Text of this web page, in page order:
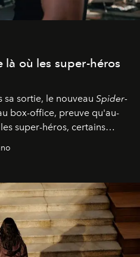
où les super-héros
sa sortie, le nouveau Spider-
box-office, preuve qu'au-
super-héros, certains